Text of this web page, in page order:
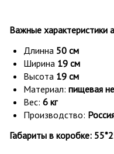
Важные характеристики
Длинна 50 см
Ширина 19 см
Высота 19 см
Материал: пищевая
Вес: 6 кг
Производство:
Габариты в коробке: